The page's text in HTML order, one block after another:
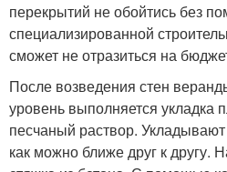
перекрытий не обойтись без
специализированной
сможет не отразиться на
После возведения стен
уровень выполняется укладка
песчаный раствор.
как можно ближе друг к другу.